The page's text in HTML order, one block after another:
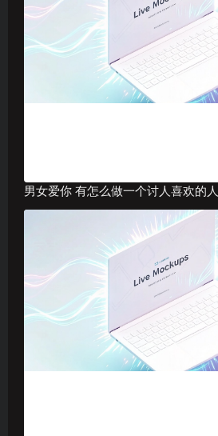
男女爱你 有怎么做一个讨人喜欢的人